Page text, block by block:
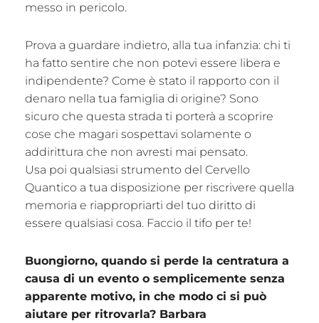
messo in pericolo.
Prova a guardare indietro, alla tua infanzia: chi ti
ha fatto sentire che non potevi essere libera e
indipendente? Come è stato il rapporto con il
denaro nella tua famiglia di origine? Sono
sicuro che questa strada ti porterà a scoprire
cose che magari sospettavi solamente o
addirittura che non avresti mai pensato.
Usa poi qualsiasi strumento del Cervello
Quantico a tua disposizione per riscrivere quella
memoria e riappropriarti del tuo diritto di
essere qualsiasi cosa. Faccio il tifo per te!
Buongiorno, quando si perde la centratura a
causa di un evento o semplicemente senza
apparente motivo, in che modo ci si può
aiutare per ritrovarla? Barbara